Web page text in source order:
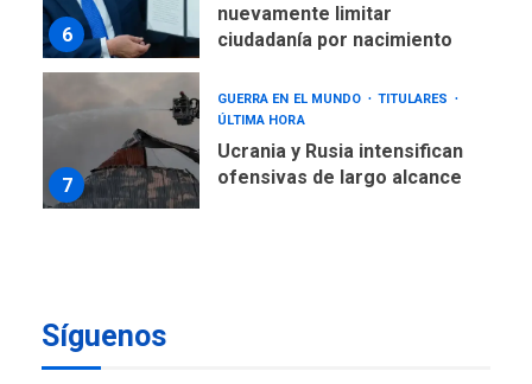
6
nuevamente limitar
ciudadanía por nacimiento
7
GUERRA EN EL MUNDO
TITULARES
ÚLTIMA HORA
Ucrania y Rusia intensifican
ofensivas de largo alcance
1
Síguenos